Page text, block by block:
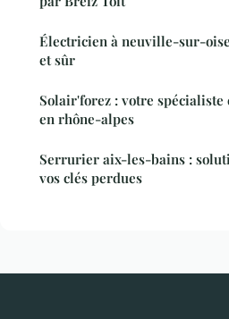
Électricien à neuville-sur-
et sûr
Solair'forez : votre spécialiste
en rhône-alpes
Serrurier aix-les-bains :
vos clés perdues